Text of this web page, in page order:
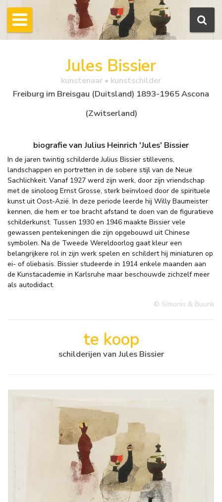
Jules Bissier
kunstenaar • kunstschilder
Freiburg im Breisgau (Duitsland) 1893-1965 Ascona
(Zwitserland)
biografie van Julius Heinrich 'Jules' Bissier
In de jaren twintig schilderde Julius Bissier stillevens,
landschappen en portretten in de sobere stijl van de Neue
Sachlichkeit. Vanaf 1927 werd zijn werk, door zijn vriendschap
met de sinoloog Ernst Grosse, sterk beïnvloed door de spirituele
kunst uit Oost-Azië. In deze periode leerde hij Willy Baumeister
kennen, die hem er toe bracht afstand te doen van de figuratieve
schilderkunst. Tussen 1930 en 1946 maakte Bissier vele
gewassen pentekeningen die zijn opgebouwd uit Chinese
symbolen. Na de Tweede Wereldoorlog gaat kleur een
belangrijkere rol in zijn werk spelen en schildert hij miniaturen op
ei- of oliebasis. Bissier studeerde in 1914 enkele maanden aan
de Kunstacademie in Karlsruhe maar beschouwde zichzelf meer
© Simonis & Buunk
te koop
schilderijen van Jules Bissier